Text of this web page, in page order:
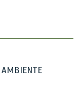
AMBIENTE